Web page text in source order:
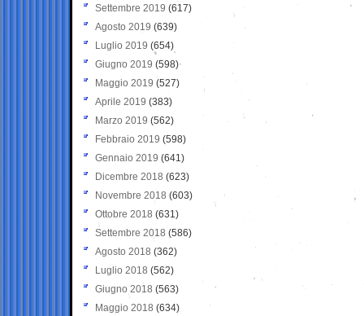
Settembre 2019 (617)
Agosto 2019 (639)
Luglio 2019 (654)
Giugno 2019 (598)
Maggio 2019 (527)
Aprile 2019 (383)
Marzo 2019 (562)
Febbraio 2019 (598)
Gennaio 2019 (641)
Dicembre 2018 (623)
Novembre 2018 (603)
Ottobre 2018 (631)
Settembre 2018 (586)
Agosto 2018 (362)
Luglio 2018 (562)
Giugno 2018 (563)
Maggio 2018 (634)